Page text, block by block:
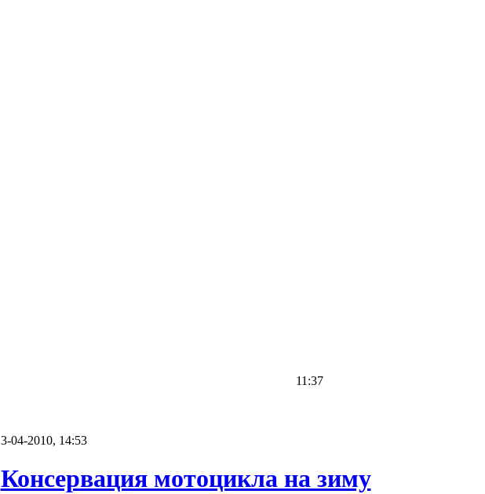
11:37
3-04-2010, 14:53
Консервация мотоцикла на зиму